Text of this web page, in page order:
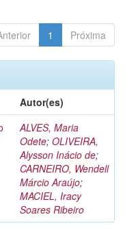
1 Próxima
Autor(es)
ALVES, Maria
Odete; OLIVEIRA,
Alysson Inácio de;
CARNEIRO, Wendell
Márcio Araújo;
MACIEL, Iracy
Soares Ribeiro